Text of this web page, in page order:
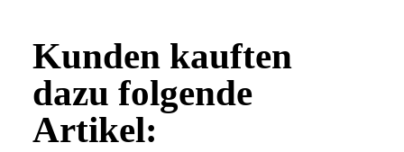
Kunden kauften
dazu folgende
Artikel: